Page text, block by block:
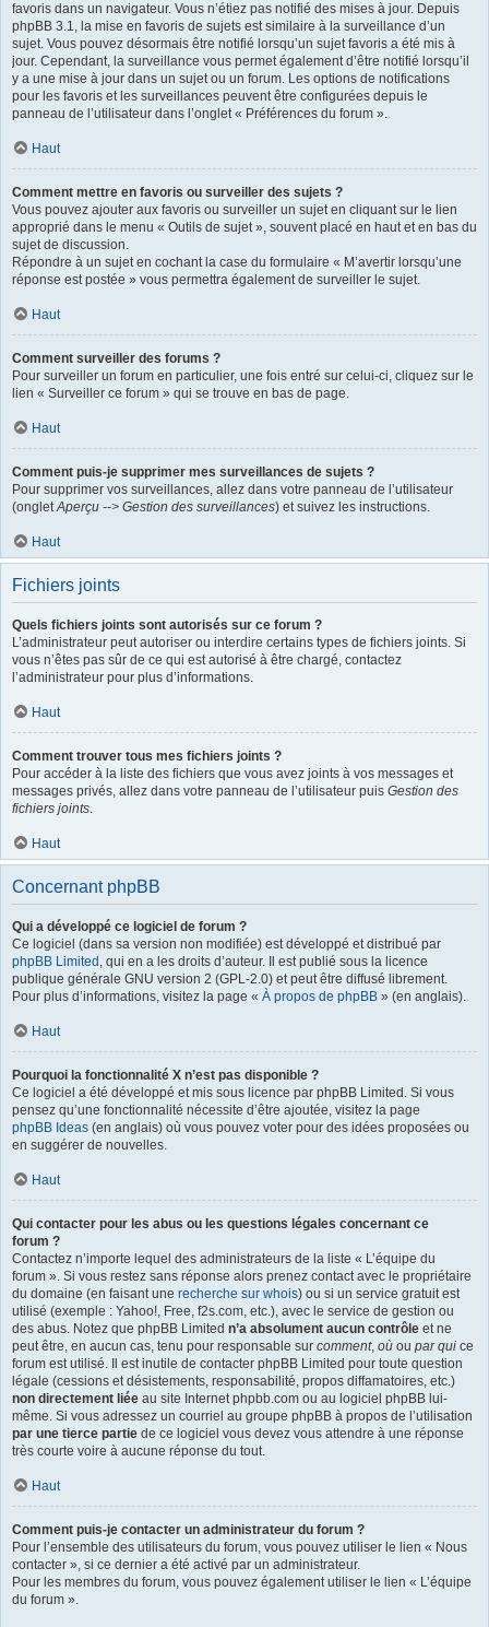
favoris dans un navigateur. Vous n’étiez pas notifié des mises à jour. Depuis
phpBB 3.1, la mise en favoris de sujets est similaire à la surveillance d’un
sujet. Vous pouvez désormais être notifié lorsqu’un sujet favoris a été mis à
jour. Cependant, la surveillance vous permet également d’être notifié lorsqu’il
y a une mise à jour dans un sujet ou un forum. Les options de notifications
pour les favoris et les surveillances peuvent être configurées depuis le
panneau de l’utilisateur dans l’onglet « Préférences du forum ».
Haut
Comment mettre en favoris ou surveiller des sujets ?
Vous pouvez ajouter aux favoris ou surveiller un sujet en cliquant sur le lien
approprié dans le menu « Outils de sujet », souvent placé en haut et en bas du
sujet de discussion.
Répondre à un sujet en cochant la case du formulaire « M’avertir lorsqu’une
réponse est postée » vous permettra également de surveiller le sujet.
Haut
Comment surveiller des forums ?
Pour surveiller un forum en particulier, une fois entré sur celui-ci, cliquez sur le
lien « Surveiller ce forum » qui se trouve en bas de page.
Haut
Comment puis-je supprimer mes surveillances de sujets ?
Pour supprimer vos surveillances, allez dans votre panneau de l’utilisateur
(ongletAperçu --> Gestion des surveillances) et suivez les instructions.
Haut
Fichiers joints
Quels fichiers joints sont autorisés sur ce forum ?
L’administrateur peut autoriser ou interdire certains types de fichiers joints. Si
vous n’êtes pas sûr de ce qui est autorisé à être chargé, contactez
l’administrateur pour plus d’informations.
Haut
Comment trouver tous mes fichiers joints ?
Pour accéder à la liste des fichiers que vous avez joints à vos messages et
messages privés, allez dans votre panneau de l’utilisateur puis Gestion des
fichiers joints.
Haut
Concernant phpBB
Qui a développé ce logiciel de forum ?
Ce logiciel (dans sa version non modifiée) est développé et distribué par
phpBB Limited , qui en a les droits d’auteur. Il est publié sous la licence
publique générale GNU version 2 (GPL-2.0) et peut être diffusé librement.
Pour plus d’informations, visitez la page « À propos de phpBB » (en anglais).
Haut
Pourquoi la fonctionnalité X n’est pas disponible ?
Ce logiciel a été développé et mis sous licence par phpBB Limited. Si vous
pensez qu’une fonctionnalité nécessite d’être ajoutée, visitez la page
phpBB Ideas (en anglais) où vous pouvez voter pour des idées proposées ou
en suggérer de nouvelles.
Haut
Qui contacter pour les abus ou les questions légales concernant ce
forum ?
Contactez n’importe lequel des administrateurs de la liste « L’équipe du
forum ». Si vous restez sans réponse alors prenez contact avec le propriétaire
du domaine (en faisant une recherche sur whois) ou si un service gratuit est
utilisé (exemple : Yahoo!, Free, f2s.com, etc.), avec le service de gestion ou
des abus. Notez que phpBB Limited n’a absolument aucun contrôle et ne
peut être, en aucun cas, tenu pour responsable sur comment, où ou par qui ce
forum est utilisé. Il est inutile de contacter phpBB Limited pour toute question
légale (cessions et désistements, responsabilité, propos diffamatoires, etc.)
non directement liée au site Internet phpbb.com ou au logiciel phpBB lui-
même. Si vous adressez un courriel au groupe phpBB à propos de l’utilisation
par une tierce partie de ce logiciel vous devez vous attendre à une réponse
très courte voire à aucune réponse du tout.
Haut
Comment puis-je contacter un administrateur du forum ?
Pour l’ensemble des utilisateurs du forum, vous pouvez utiliser le lien « Nous
contacter », si ce dernier a été activé par un administrateur.
Pour les membres du forum, vous pouvez également utiliser le lien « L’équipe
du forum ».